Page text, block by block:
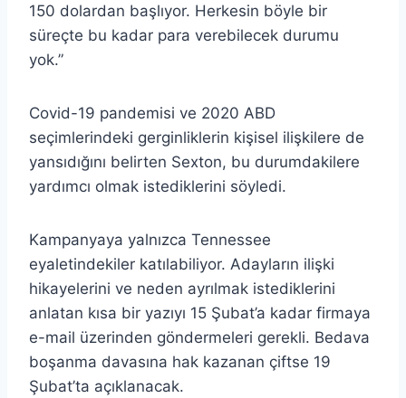
150 dolardan başlıyor. Herkesin böyle bir
süreçte bu kadar para verebilecek durumu
yok.”
Covid-19 pandemisi ve 2020 ABD
seçimlerindeki gerginliklerin kişisel ilişkilere de
yansıdığını belirten Sexton, bu durumdakilere
yardımcı olmak istediklerini söyledi.
Kampanyaya yalnızca Tennessee
eyaletindekiler katılabiliyor. Adayların ilişki
hikayelerini ve neden ayrılmak istediklerini
anlatan kısa bir yazıyı 15 Şubat’a kadar firmaya
e-mail üzerinden göndermeleri gerekli. Bedava
boşanma davasına hak kazanan çiftse 19
Şubat’ta açıklanacak.